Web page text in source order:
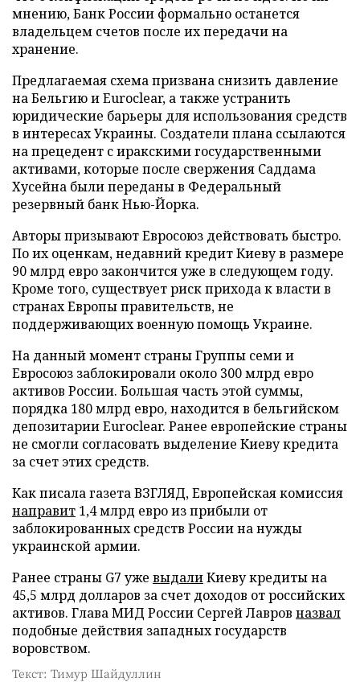
мнению, Банк России формально останется
владельцем счетов после их передачи на
хранение.
Предлагаемая схема призвана снизить давление
на Бельгию и Euroclear, а также устранить
юридические барьеры для использования средств
в интересах Украины. Создатели плана ссылаются
на прецедент с иракскими государственными
активами, которые после свержения Саддама
Хусейна были переданы в Федеральный
резервный банк Нью-Йорка.
Авторы призывают Евросоюз действовать быстро.
По их оценкам, недавний кредит Киеву в размере
90 млрд евро закончится уже в следующем году.
Кроме того, существует риск прихода к власти в
странах Европы правительств, не
поддерживающих военную помощь Украине.
На данный момент страны Группы семи и
Евросоюз заблокировали около 300 млрд евро
активов России. Большая часть этой суммы,
порядка 180 млрд евро, находится в бельгийском
депозитарии Euroclear. Ранее европейские страны
не смогли согласовать выделение Киеву кредита
за счет этих средств.
Как писала газета ВЗГЛЯД, Европейская комиссия
направит 1,4 млрд евро из прибыли от
заблокированных средств России на нужды
украинской армии.
Ранее страны G7 уже выдалиКиеву кредиты на
45,5 млрд долларов за счет доходов от российских
активов. Глава МИД России Сергей Лавров назвал
подобные действия западных государств
воровством.
Текст: Тимур Шайдуллин